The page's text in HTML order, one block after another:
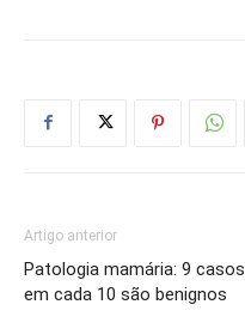
Artigo anterior
Patologia mamária: 9 casos
em cada 10 são benignos